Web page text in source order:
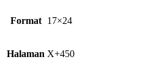
Format 17×24
Halaman X+450